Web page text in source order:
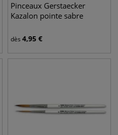
Pinceaux Gerstaecker
Kazalon pointe sabre
dès 4,95 €